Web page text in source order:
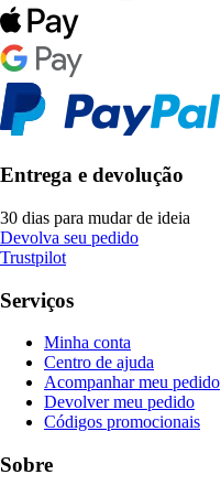
Entrega e devolução
30 dias para mudar de ideia
Devolva seu pedido
Trustpilot
Serviços
Minha conta
Centro de ajuda
Acompanhar meu pedido
Devolver meu pedido
Códigos promocionais
Sobre